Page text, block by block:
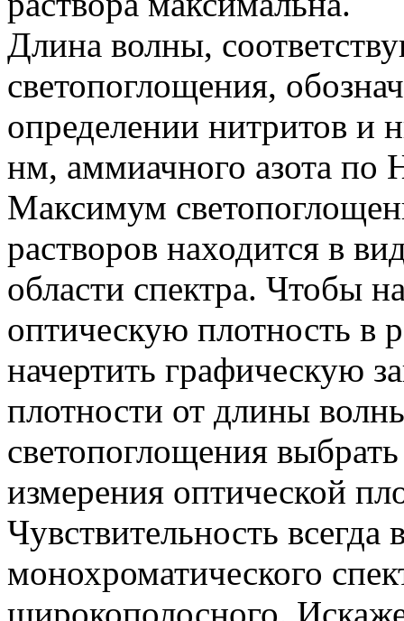
Длина волны,
светопоглощения,
определении нитритов и
нм, аммиачного азота по
Максимум
растворов находится в
области спектра. Чтобы
оптическую плотность в
начертить графическую
плотности от длины
светопоглощения
измерения оптической
Чувствительность
монохроматического
широкополосного.